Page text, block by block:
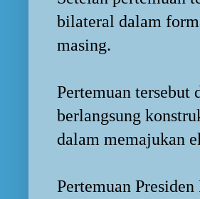
bilateral dalam
masing.
Pertemuan tersebut
berlangsung
dalam memajukan
Pertemuan